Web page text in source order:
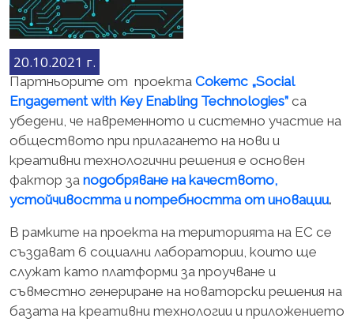
20.10.2021 г.
Партньорите от проекта Сокетс „Social
Engagement with Key Enabling Technologies” са
убедени, че навременното и системно участие на
обществото при прилагането на нови и
креативни технологични решения е основен
фактор за подобряване на качеството,
устойчивостта и потребносттаот иновации.
В рамките на проекта на територията на ЕС се
създават 6 социални лаборатории, които ще
служат като платформи за проучване и
съвместно генериране на новаторски решения на
базата на креативни технологии и приложението